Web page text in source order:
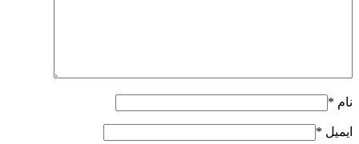
نام *
ایمیل *